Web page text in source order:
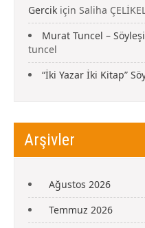
Gercik için Saliha
Murat Tuncel –
tuncel
“İki Yazar İki Kitap”
Arşivler
Ağustos 2026
Temmuz 2026